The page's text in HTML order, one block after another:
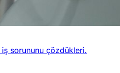
iş sorununu çözdükleri.